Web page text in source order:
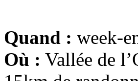
Quand : week-
Où : Vallée de